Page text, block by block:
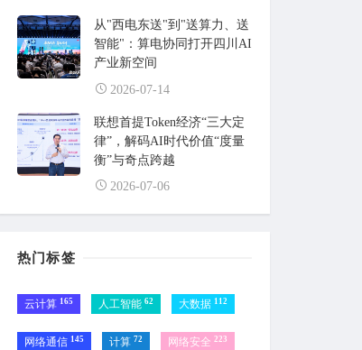
从"西电东送"到"送算力、送
智能"：算电协同打开四川AI
产业新空间
2026-07-14
联想首提Token经济“三大定
律”，解码AI时代价值“度量
衡”与奇点跨越
2026-07-06
热门标签
云计算 165 人工智能 62 大数据 112
网络通信 145 计算 72 网络安全 223